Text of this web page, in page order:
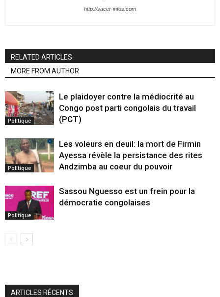
http://sacer-infos.com
RELATED ARTICLES
MORE FROM AUTHOR
Politique
Le plaidoyer contre la médiocrité au
Congo post parti congolais du travail
(PCT)
Politique
Les voleurs en deuil: la mort de Firmin
Ayessa révèle la persistance des rites
Andzimba au coeur du pouvoir
Politique
Sassou Nguesso est un frein pour la
démocratie congolaises
ARTICLES RÉCENTS